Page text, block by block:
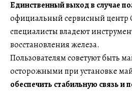
Единственный выход в случае
официальный сервисный центр
специалисты владеют
восстановления железа.
Пользователям советуют быть
осторожными при установке
обеспечить стабильную связь и